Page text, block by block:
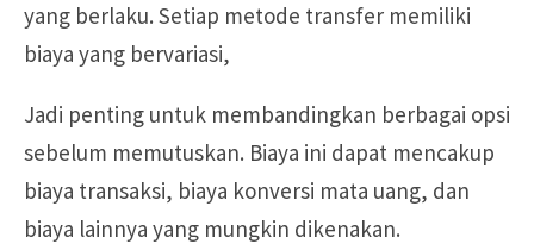
yang berlaku. Setiap metode transfer memiliki
biaya yang bervariasi,
Jadi penting untuk membandingkan berbagai opsi
sebelum memutuskan. Biaya ini dapat mencakup
biaya transaksi, biaya konversi mata uang, dan
biaya lainnya yang mungkin dikenakan.